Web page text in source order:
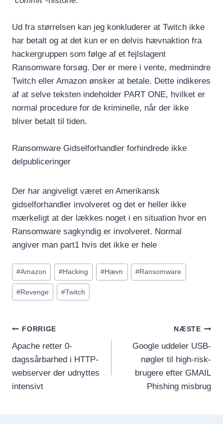
Ud fra størrelsen kan jeg konkluderer at Twitch ikke
har betalt og at det kun er en delvis hævnaktion fra
hackergruppen som følge af et fejlslagent
Ransomware forsøg. Der er mere i vente, medmindre
Twitch eller Amazon ønsker at betale. Dette indikeres
af at selve teksten indeholder PART ONE, hvilket er
normal procedure for de kriminelle, når der ikke
bliver betalt til tiden.
Ransomware Gidselforhandler forhindrede ikke
delpubliceringer
Der har angiveligt været en Amerikansk
gidselforhandler involveret og det er heller ikke
mærkeligt at der lækkes noget i en situation hvor en
Ransomware sagkyndig er involveret. Normal
angiver man part1 hvis det ikke er hele
Indlæg-
tags:
#Amazon #Hacking #Hævn #Ransomware
#Revenge #Twitch
INDLÆGSNAVIGATION
FORRIGE
Apache retter 0-
dagssårbarhed i HTTP-
webserver der udnyttes
intensivt
NÆSTE
Google uddeler USB-
nøgler til high-risk-
brugere efter GMAIL
Phishing misbrug